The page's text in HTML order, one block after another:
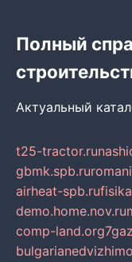
Полный
Актуальный
t25-tractor.ru
gbmk.spb.ru
airheat-spb.ru
demo.home.nov.ru
comp-land.org